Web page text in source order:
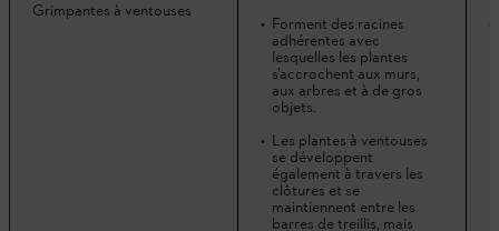
Grimpantes à ventouses
Forment des racines
adhérentes avec
lesquelles les plantes
s’accrochent aux murs,
aux arbres et à de gros
objets.
Les plantes à ventouses
se développent
également à travers les
clôtures et se
maintiennent entre les
barres de treillis, mais